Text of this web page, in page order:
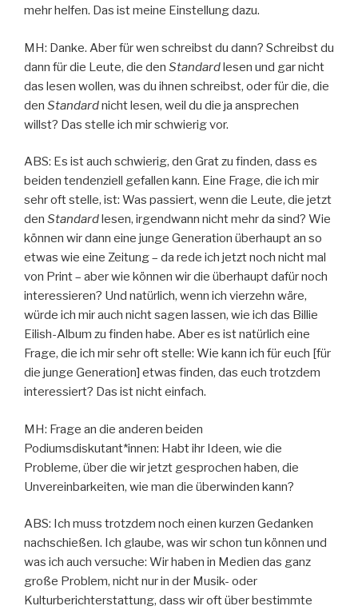
mehr helfen. Das ist meine Einstellung dazu.
MH: Danke. Aber für wen schreibst du dann? Schreibst du
dann für die Leute, die den Standardlesen und gar nicht
das lesen wollen, was du ihnen schreibst, oder für die, die
den Standardnicht lesen, weil du die ja ansprechen
willst? Das stelle ich mir schwierig vor.
ABS: Es ist auch schwierig, den Grat zu finden, dass es
beiden tendenziell gefallen kann. Eine Frage, die ich mir
sehr oft stelle, ist: Was passiert, wenn die Leute, die jetzt
den Standard lesen, irgendwann nicht mehr da sind? Wie
können wir dann eine junge Generation überhaupt an so
etwas wie eine Zeitung – da rede ich jetzt noch nicht mal
von Print – aber wie können wir die überhaupt dafür noch
interessieren? Und natürlich, wenn ich vierzehn wäre,
würde ich mir auch nicht sagen lassen, wie ich das Billie
Eilish-Album zu finden habe. Aber es ist natürlich eine
Frage, die ich mir sehr oft stelle: Wie kann ich für euch [für
die junge Generation] etwas finden, das euch trotzdem
interessiert? Das ist nicht einfach.
MH: Frage an die anderen beiden
Podiumsdiskutant*innen: Habt ihr Ideen, wie die
Probleme, über die wir jetzt gesprochen haben, die
Unvereinbarkeiten, wie man die überwinden kann?
ABS: Ich muss trotzdem noch einen kurzen Gedanken
nachschießen. Ich glaube, was wir schon tun können und
was ich auch versuche: Wir haben in Medien das ganz
große Problem, nicht nur in der Musik- oder
Kulturberichterstattung, dass wir oft über bestimmte